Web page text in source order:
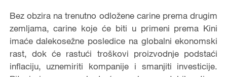
Bez obzira na trenutno odložene carine prema drugim
zemljama, carine koje će biti u primeni prema Kini
imaće dalekosežne posledice na globalni ekonomski
rast, dok će rastući troškovi proizvodnje podstaći
inflaciju, uznemiriti kompanije i smanjiti investicije.